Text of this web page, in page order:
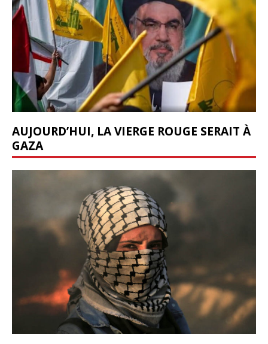
AUJOURD’HUI, LA VIERGE ROUGE SERAIT À
GAZA